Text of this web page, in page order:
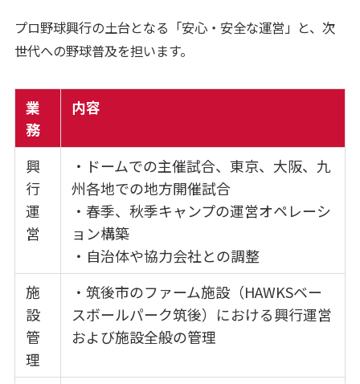
プロ野球興行の土台となる「安心・安全な運営」と、次
世代への野球普及を担います。
業
務
内容
興
行
運
営
・ドームでの主催試合、東京、大阪、九
州各地での地方開催試合
・春季、秋季キャンプの運営オペレーシ
ョン構築
・自治体や協力会社との調整
施
設
管
理
・筑後市のファーム施設（HAWKSベー
スボールパーク筑後）における興行運営
および施設全般の管理